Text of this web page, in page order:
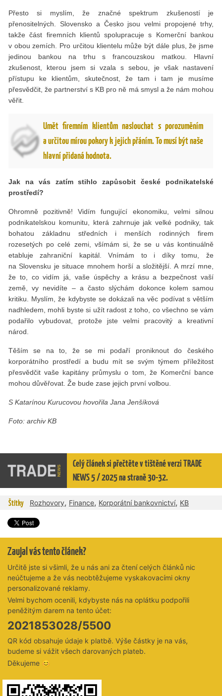
Přesto si myslím, že značné spektrum zkušeností je
přenositelných. Slovensko a Česko jsou velmi propojené trhy,
takže část firemních klientů spolupracuje s Komerční bankou
v obou zemích. Pro určitou klientelu může být dále plus, že jsme
jedinou bankou na trhu s francouzskou matkou. Hlavní
zkušenost, kterou jsem si vzala s sebou, je však nastavení
přístupu ke klientům, skutečnost, že tam i tam je musíme
přesvědčit, že partnerství s KB pro ně má smysl a že nám mohou
věřit.
Umět firemním klientům naslouchat s porozuměním
a určitou mírou pokory k jejich přáním. To musí být naše
hlavní přidaná hodnota.
Jak na vás zatím stihlo zapůsobit české podnikatelské
prostředí?
Ohromně pozitivně! Vidím fungující ekonomiku, velmi silnou
podnikatelskou komunitu, která zahrnuje jak velké podniky, tak
bohatou základnu středních i menších rodinných firem
rozesetých po celé zemi, všímám si, že se u vás kontinuálně
etabluje zahraniční kapitál. Vnímám to i díky tomu, že
na Slovensku je situace mnohem horší a složitější. A mrzí mne,
že to, co vidím já, vaše úspěchy a krásu a bezpečnost vaší
země, vy nevidíte – a často slýchám dokonce kolem samou
kritiku. Myslím, že kdybyste se dokázali na věc podívat s větším
nadhledem, mohli byste si užít radost z toho, co všechno se vám
podařilo vybudovat, protože jste velmi pracovitý a kreativní
národ.
Těším se na to, že se mi podaří proniknout do českého
korporátního prostředí a budu mít se svým týmem příležitost
přesvědčit vaše kapitány průmyslu o tom, že Komerční bance
mohou důvěřovat. Že bude zase jejich první volbou.
S Katarínou Kurucovou hovořila Jana Jenšíková
Foto: archiv KB
Celý článek si přečtěte v tištěné verzi TRADE
NEWS 5 / 2025 na straně 30-32.
Štítky Rozhovory, Finance, Korporátní bankovnictví, KB
Zaujal vás tento článek?
Určitě jste si všimli, že u nás ani za čtení celých článků nic
neúčtujeme a že vás neobtěžujeme vyskakovacími okny
personalizované reklamy.
Velmi bychom ocenili, kdybyste nás na oplátku podpořili
peněžitým darem na tento účet:
2021853028/5500
QR kód obsahuje údaje k platbě. Výše částky je na vás,
budeme si vážit všech darovaných plateb.
Děkujeme 😊